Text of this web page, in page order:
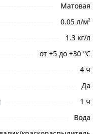
сделать
Наши
Матовая
0.05 л/м²
1.3 кг/л
от +5 до +30 °С
4 ч
Да
1 ч
Вода